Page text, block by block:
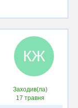
КЖ
Заходив(ла)
17 травня